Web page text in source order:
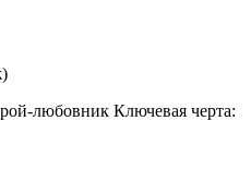
любовник Ключевая черта: